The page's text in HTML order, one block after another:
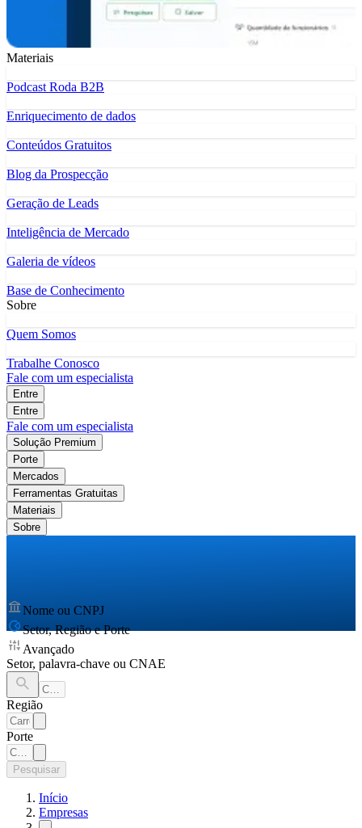
Materiais
Podcast Roda B2B
Enriquecimento de dados
Conteúdos Gratuitos
Blog da Prospecção
Geração de Leads
Inteligência de Mercado
Galeria de vídeos
Base de Conhecimento
Sobre
Quem Somos
Trabalhe Conosco
Fale com um especialista
Entre
Entre
Fale com um especialista
Solução Premium
Porte
Mercados
Ferramentas Gratuitas
Materiais
Sobre
Nome ou CNPJ
Setor, Região e Porte
Avançado
Setor, palavra-chave ou CNAE
Região
Porte
Pesquisar
Início
Empresas